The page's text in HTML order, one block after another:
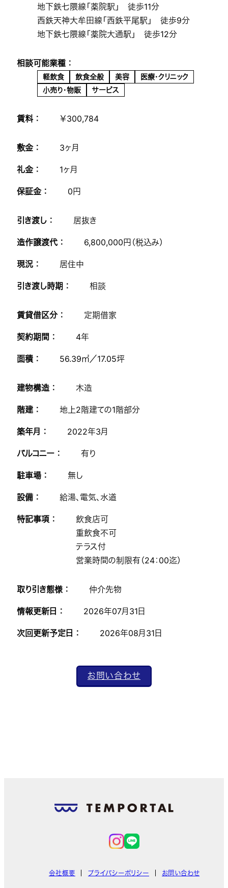
地下鉄七隈線「薬院駅」 徒歩11分
西鉄天神大牟田線「西鉄平尾駅」 徒歩9分
地下鉄七隈線「薬院大通駅」 徒歩12分
相談可能業種 ：
軽飲食 飲食全般 美容
医療・クリニック
小売り・物販
サービス
賃料 ： ￥300,784
敷金 ： 3ヶ月
礼金 ： 1ヶ月
保証金 ： 0円
引き渡し ： 居抜き
造作譲渡代 ： 6,800,000円（税込み）
現況 ： 居住中
引き渡し時期 ： 相談
賃貸借区分 ： 定期借家
契約期間 ： 4年
面積 ： 56.39㎡／17.05坪
建物構造 ： 木造
階建 ： 地上2階建ての1階部分
築年月 ： 2022年3月
バルコニー ： 有り
駐車場 ： 無し
設備 ： 給湯、電気、水道
特記事項 ：
飲食店可
重飲食不可
テラス付
営業時間の制限有（24：00迄）
取り引き態様 ： 仲介先物
情報更新日 ： 2026年07月31日
次回更新予定日 ： 2026年08月31日
お問い合わせ
会社概要 プライバシーポリシー お問い合わせ